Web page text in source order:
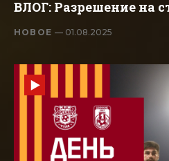
ВЛОГ: Разрешение на
НОВОЕ— 01.08.2025